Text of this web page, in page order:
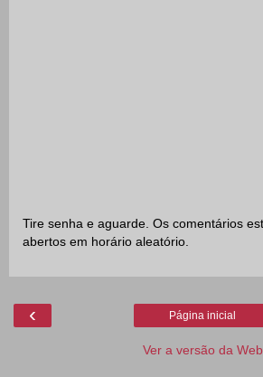
Tire senha e aguarde. Os comentários
abertos em horário aleatório.
‹ Página inicial
Ver a versão da Web